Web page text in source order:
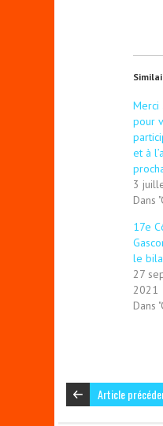
Merci
pour
et à
3
Dans
17e
le
27
2021
Dans
Article